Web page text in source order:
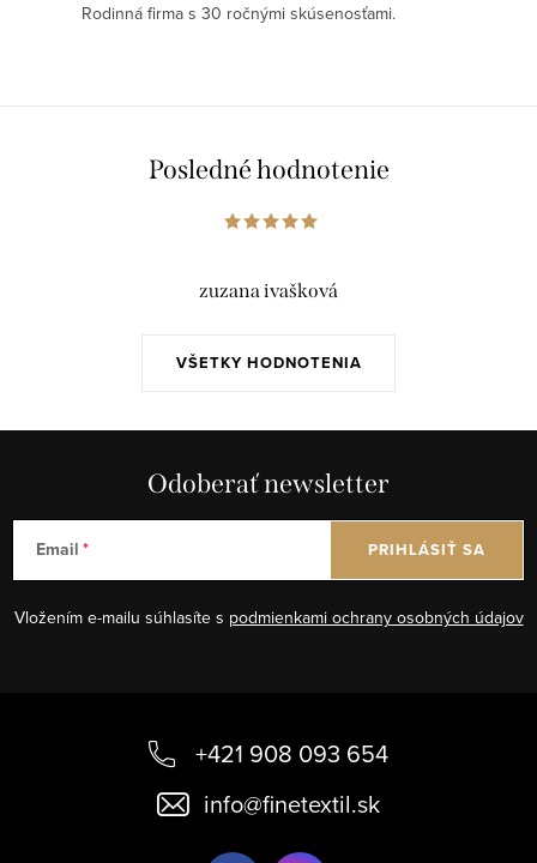
Rodinná firma s 30 ročnými skúsenosťami.
Posledné hodnotenie
VŠETKY HODNOTENIA
zuzana ivašková
Odoberať newsletter
Email
Vložením e-mailu súhlasíte s podmienkami ochrany osobných údajov
PRIHLÁSIŤ SA
+421 908 093 654
info@finetextil.sk